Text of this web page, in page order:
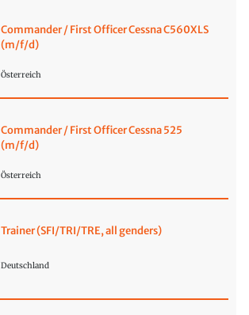
Commander / First Officer Cessna C560XLS
(m/f/d)
Österreich
Commander / First Officer Cessna 525
(m/f/d)
Österreich
Trainer (SFI/TRI/TRE, all genders)
Deutschland